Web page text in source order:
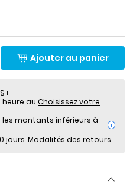
Ajouter au panier
au Choisissez votre
i
jours.Modalités des retours